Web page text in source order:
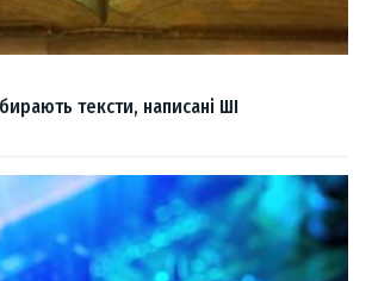
тексти, написані ШІ